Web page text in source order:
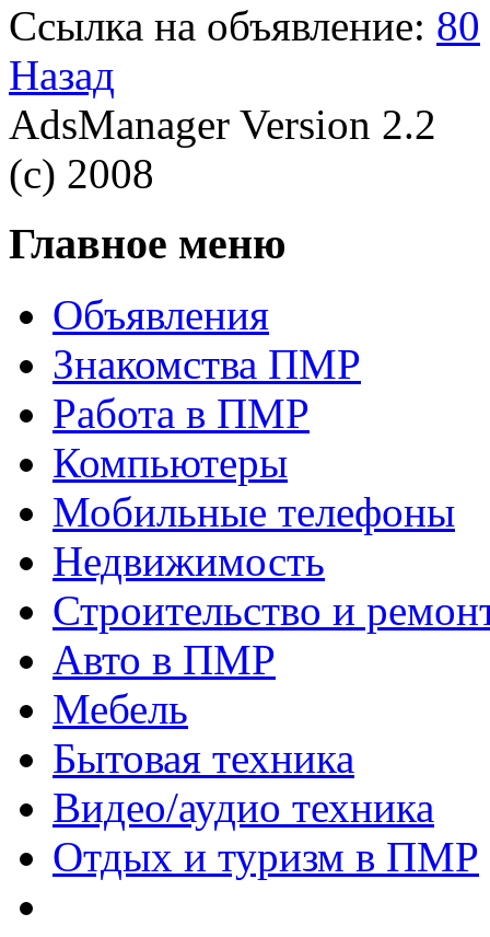
Ссылка на объявление: 80
Назад
AdsManager Version 2.2
(c) 2008
Главное меню
Объявления
Знакомства ПМР
Работа в ПМР
Компьютеры
Мобильные телефоны
Недвижимость
Строительство и
Авто в ПМР
Мебель
Бытовая техника
Видео/аудио техника
Отдых и туризм в ПМР